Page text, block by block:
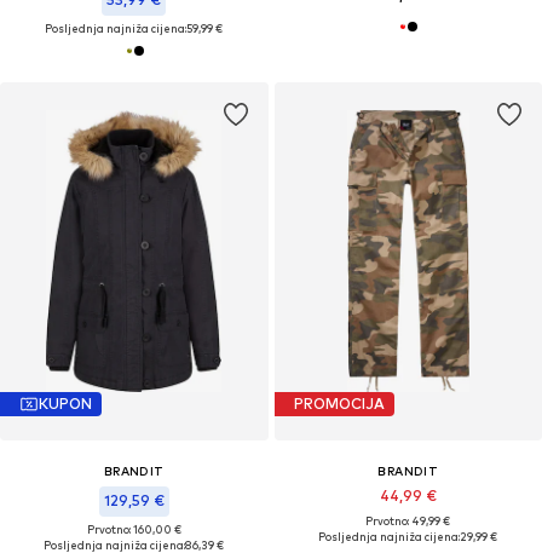
Posljednja najniža cijena:59,99 €
KUPON
BRANDIT
129,59 €
Prvotno: 160,00 €
Posljednja najniža cijena:86,39 €
PROMOCIJA
BRANDIT
44,99 €
Prvotno: 49,99 €
Posljednja najniža cijena:29,99 €